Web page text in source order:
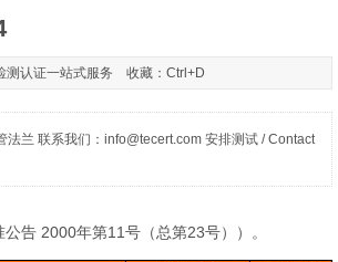
认证一站式服务 收藏：Ctrl+D
兰 联系我们：info@tecert.com 安排测试 / Contact
告 2000年第11号（总第23号））。